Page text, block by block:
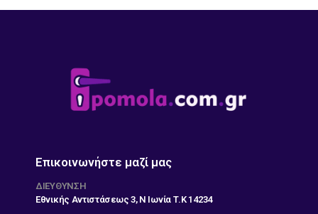
Επικοινωνήστε μαζί μας
ΔΙΕΎΘΥΝΣΗ
Εθνικής Αντιστάσεως 3, Ν Ιωνία Τ.Κ 14234